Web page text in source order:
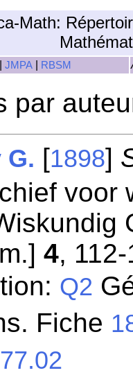
Math:
JMPA RBSM
par
G. [1898]
voor
4,
Q2
Fiche